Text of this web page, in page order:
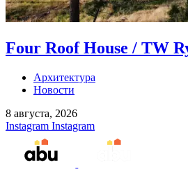
Four Roof House / TW
Архитектура
Новости
8 августа, 2026
Instagram Instagram